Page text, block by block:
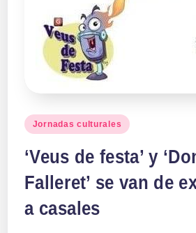
Publicado
Jornadas culturales
‘Veus de festa’ y
Falleret’ se van de
a casales